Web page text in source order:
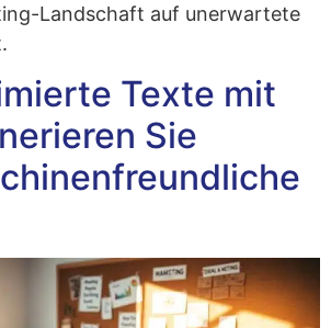
Land­schaft auf uner­war­te­te
Texte mit
Sie